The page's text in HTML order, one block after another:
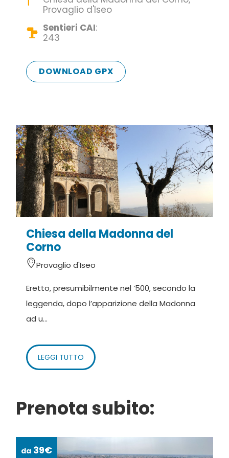
Provaglio d'Iseo
Sentieri CAI:
243
DOWNLOAD GPX
Chiesa della Madonna del
Corno
Provaglio d'Iseo
Eretto, presumibilmente nel ‘500, secondo la
leggenda, dopo l’apparizione della Madonna
ad u...
LEGGI TUTTO
Prenota subito:
da 39€